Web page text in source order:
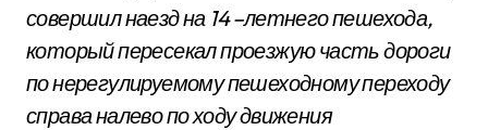
совершил наезд на 14 –летнего пешехода,
который пересекал проезжую часть дороги
по нерегулируемому пешеходному переходу
справа налево по ходу движения